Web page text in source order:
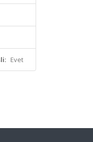
Evet